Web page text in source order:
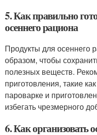
5. Как правильно
осеннего рациона
Продукты для осеннего
образом, чтобы
полезных веществ.
приготовления, такие
пароварке и
избегать чрезмерного
6. Как организовать